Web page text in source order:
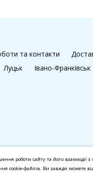
та контакти
Луцьк Івано-Франківськ
роботи сайту та його
cookie-файлів. Ви завжди можете